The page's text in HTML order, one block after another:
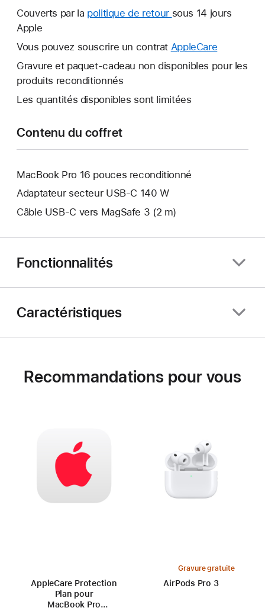
nouvelle
Couverts par la politique de retour Une
fenêtre
sous 14 jours
Apple
Vous pouvez souscrire un contrat AppleCare
nouvelle
Gravure et paquet-cadeau non disponibles pour les
produits reconditionnés
Les quantités disponibles sont limitées
Contenu du coffret
MacBook Pro 16 pouces reconditionné
Adaptateur secteur USB-C 140 W
Câble USB-C vers MagSafe 3 (2 m)
Fonctionnalités
Caractéristiques
Recommandations pour vous
AppleCare Protection
Plan pour
MacBook Pro
Gravure gratuite
AirPods Pro 3